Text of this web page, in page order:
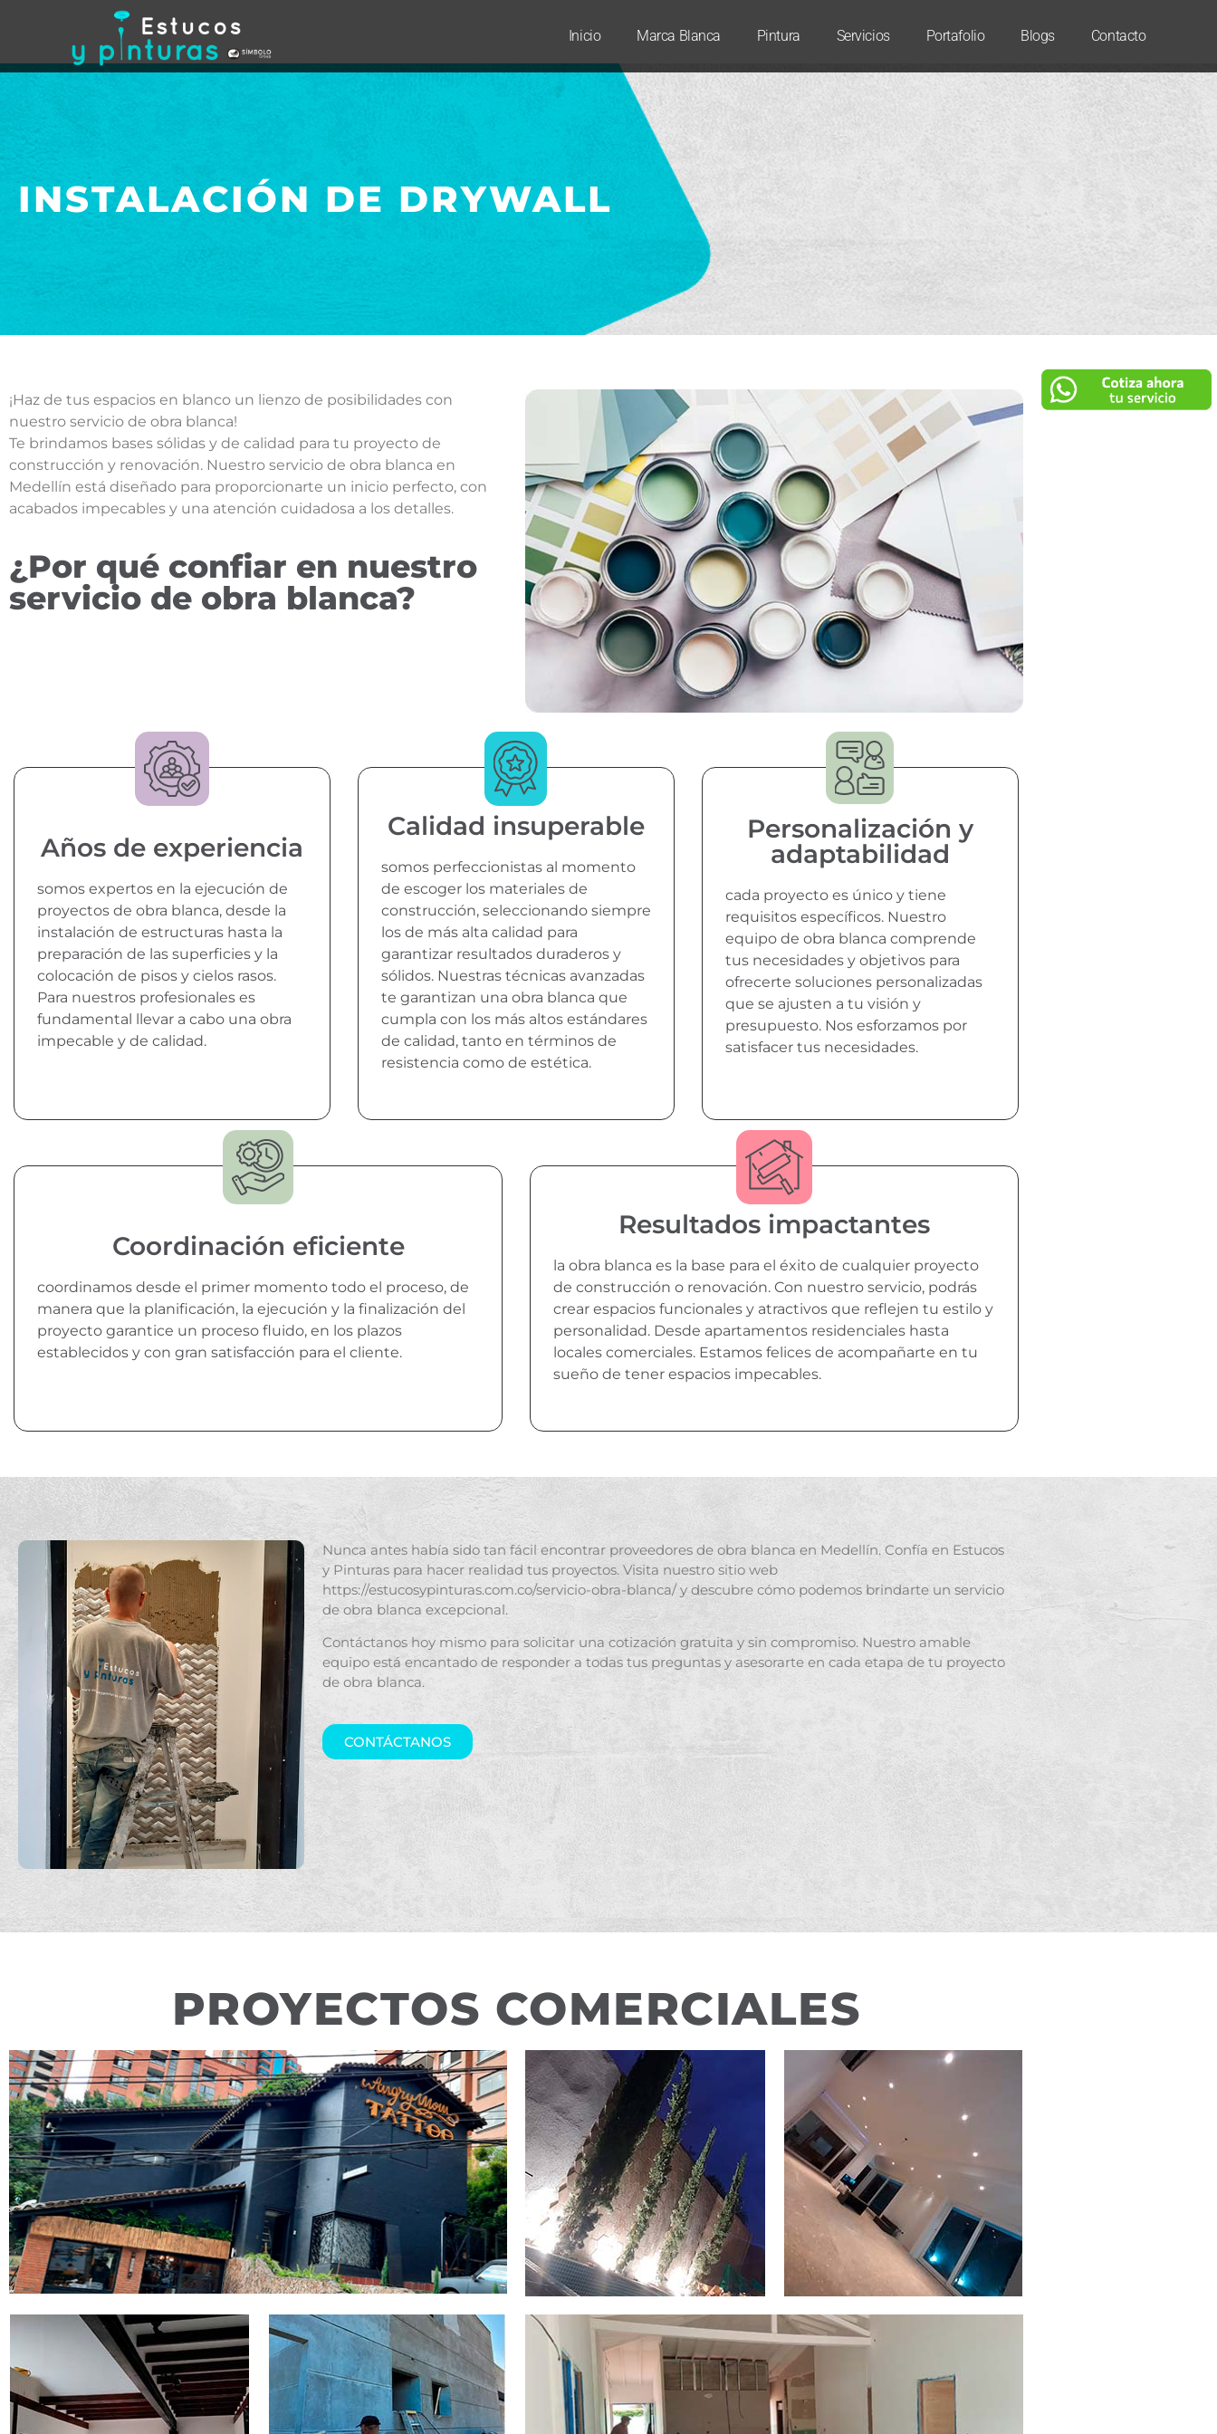
Inicio Marca Blanca Pintura Servicios Portafolio Blogs Contacto
INSTALACIÓN DE DRYWALL
¡Haz de tus espacios en blanco un lienzo de posibilidades con
nuestro servicio de obra blanca!
Te brindamos bases sólidas y de calidad para tu proyecto de
construcción y renovación. Nuestro servicio de obra blanca en
Medellín está diseñado para proporcionarte un inicio perfecto, con
acabados impecables y una atención cuidadosa a los detalles.
¿Por qué confiar en nuestro
servicio de obra blanca?
Años de experiencia
somos expertos en la ejecución de
proyectos de obra blanca, desde la
instalación de estructuras hasta la
preparación de las superficies y la
colocación de pisos y cielos rasos.
Para nuestros profesionales es
fundamental llevar a cabo una obra
impecable y de calidad.
Calidad insuperable
somos perfeccionistas al momento
de escoger los materiales de
construcción, seleccionando siempre
los de más alta calidad para
garantizar resultados duraderos y
sólidos. Nuestras técnicas avanzadas
te garantizan una obra blanca que
cumpla con los más altos estándares
de calidad, tanto en términos de
resistencia como de estética.
Personalización y
adaptabilidad
cada proyecto es único y tiene
requisitos específicos. Nuestro
equipo de obra blanca comprende
tus necesidades y objetivos para
ofrecerte soluciones personalizadas
que se ajusten a tu visión y
presupuesto. Nos esforzamos por
satisfacer tus necesidades.
Coordinación eficiente
coordinamos desde el primer momento todo el proceso, de
manera que la planificación, la ejecución y la finalización del
proyecto garantice un proceso fluido, en los plazos
establecidos y con gran satisfacción para el cliente.
Resultados impactantes
la obra blanca es la base para el éxito de cualquier proyecto
de construcción o renovación. Con nuestro servicio, podrás
crear espacios funcionales y atractivos que reflejen tu estilo y
personalidad. Desde apartamentos residenciales hasta
locales comerciales. Estamos felices de acompañarte en tu
sueño de tener espacios impecables.
Nunca antes había sido tan fácil encontrar proveedores de obra blanca en Medellín. Confía en Estucos
y Pinturas para hacer realidad tus proyectos. Visita nuestro sitio web
https://estucosypinturas.com.co/servicio-obra-blanca/ y descubre cómo podemos brindarte un servicio
de obra blanca excepcional.
Contáctanos hoy mismo para solicitar una cotización gratuita y sin compromiso. Nuestro amable
equipo está encantado de responder a todas tus preguntas y asesorarte en cada etapa de tu proyecto
de obra blanca.
CONTÁCTANOS
PROYECTOS COMERCIALES